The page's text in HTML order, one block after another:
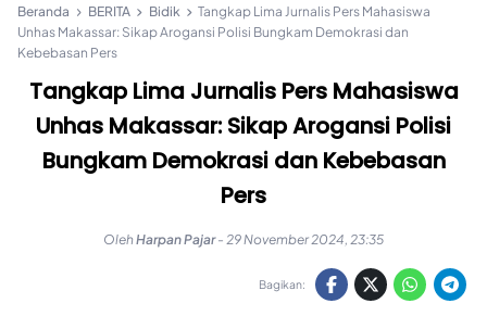
Beranda BERITA Bidik
Tangkap Lima Jurnalis Pers Mahasiswa
Unhas Makassar: Sikap Arogansi Polisi Bungkam Demokrasi dan
Kebebasan Pers
Tangkap Lima Jurnalis Pers Mahasiswa
Unhas Makassar: Sikap Arogansi Polisi
Bungkam Demokrasi dan Kebebasan
Pers
OlehHarpan Pajar - 29 November 2024, 23:35
Bagikan: